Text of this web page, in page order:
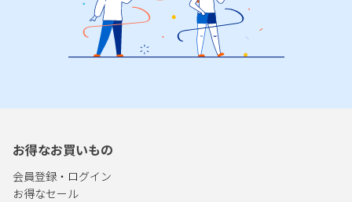
お得なお買いもの
会員登録・ログイン
お得なセール